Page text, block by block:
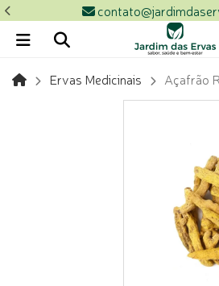
Ervas Medicinais Açafrão